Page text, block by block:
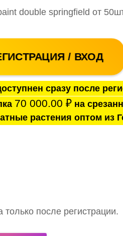
double springfield от
/ ВХОД
сразу после
70 000.00 ₽на
растения оптом из
после регистрации.